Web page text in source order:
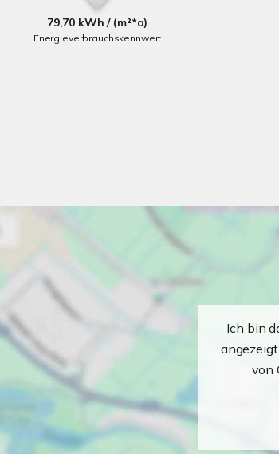
79,70 kWh / (m²*a)
Energieverbrauchskennwert
Ich bin
von